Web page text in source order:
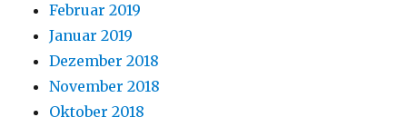
Februar 2019
Januar 2019
Dezember 2018
November 2018
Oktober 2018